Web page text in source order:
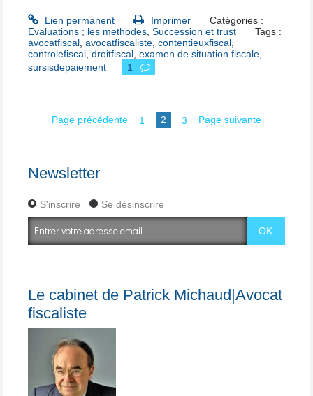
Lien permanent Imprimer
Catégories :
Evaluations ; les methodes, Succession et trust
Tags :
avocatfiscal, avocatfiscaliste, contentieuxfiscal,
controlefiscal, droitfiscal, examen de situation fiscale,
sursisdepaiement
1
Page précédente 1 2 3 Page suivante
Newsletter
S'inscrire Se désinscrire
Le cabinet de Patrick Michaud|Avocat
fiscaliste